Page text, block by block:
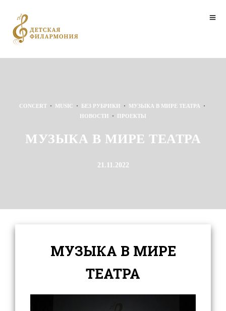
CONCERT · MUSIC · БЕЗ РУБРИКИ · МУЗЫКА В МИРЕ ТЕАТРА ·
НОВОСТИ · ПРОЕКТЫ
МУЗЫКА В МИРЕ ТЕАТРА
21.11.2022
МУЗЫКА В МИРЕ
ТЕАТРА